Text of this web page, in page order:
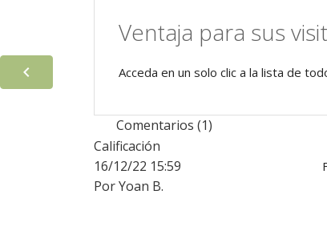
Ventaja para sus
Acceda en un solo clic a la lista de
Comentarios (1)
Calificación
16/12/22 15:59
Por Yoan B.
